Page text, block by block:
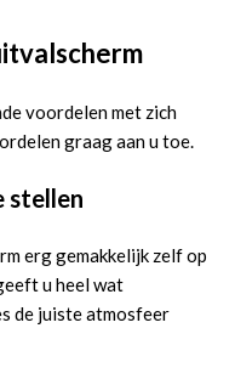
voordelen met zich
graag aan u toe.
stellen
erg gemakkelijk zelf op
u heel wat
de juiste atmosfeer